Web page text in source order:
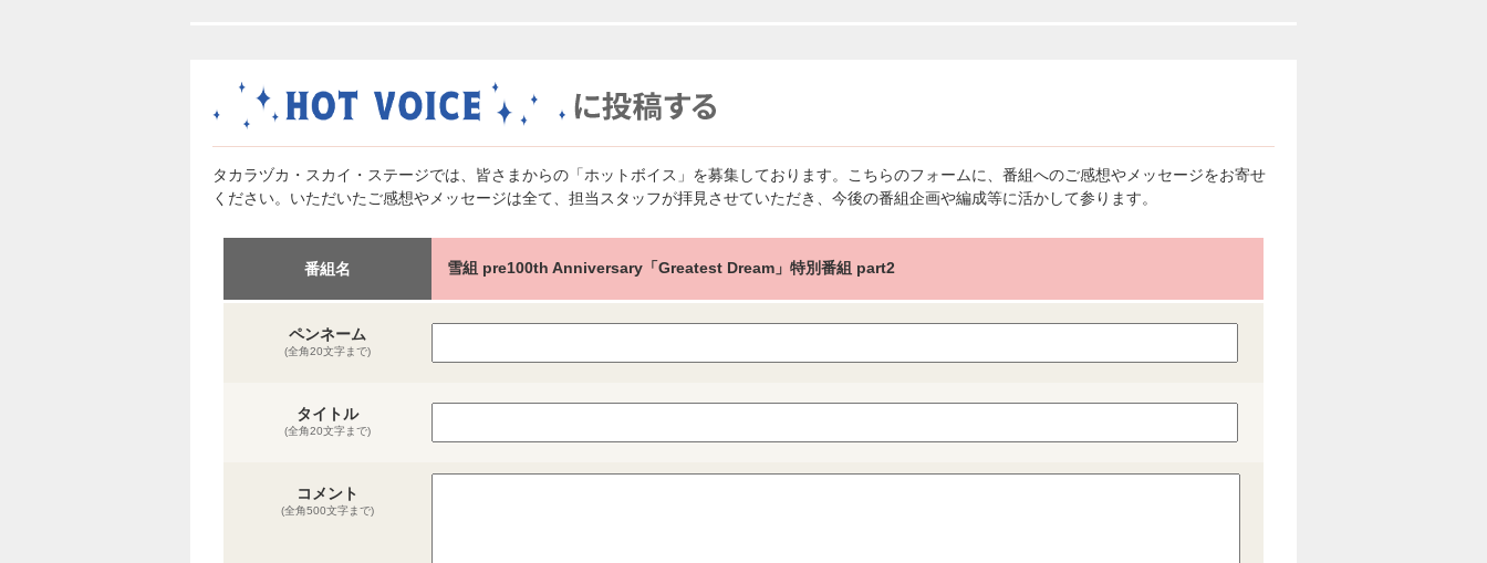
タカラヅカ・スカイ・ステージでは、皆さまからの「ホットボイス」を募集しております。こちらのフォームに、番組へのご感想やメッセージをお寄せ
ください。いただいたご感想やメッセージは全て、担当スタッフが拝見させていただき、今後の番組企画や編成等に活かして参ります。
番組名 雪組 pre100th Anniversary「Greatest Dream」特別番組 part2
ペンネーム
(全角20文字まで)
タイトル
(全角20文字まで)
コメント
(全角500文字まで)